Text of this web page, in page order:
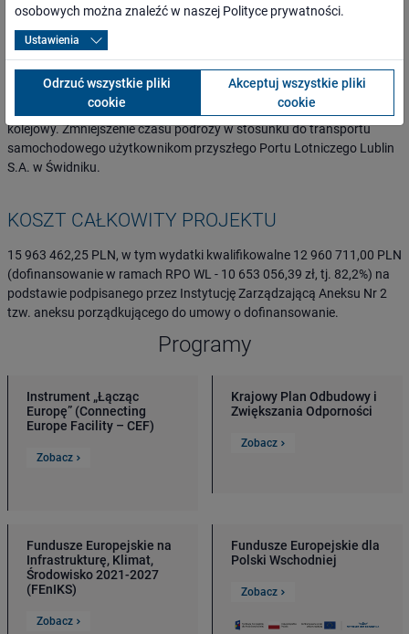
Stworzenie możliwości szybkiego i sprawnego przemieszczania się,
umożliwiając dojazd młodych ludzi do pracy w aglomeracji lubelskiej
oraz dojazd do szkół i uczelni. Poza tym jednym z celów jest
zmniejszenie negatywnych skutków oddziaływania na środowisko
oraz wpływ na odciążenie sieci drogi i przejęcie części podróżnych
korzystających z transportu samochodowego przez transport
kolejowy. Zmniejszenie czasu podróży w stosunku do transportu
samochodowego użytkownikom przyszłego Portu Lotniczego Lublin
S.A. w Świdniku.
KOSZT CAŁKOWITY PROJEKTU
15 963 462,25 PLN, w tym wydatki kwalifikowalne 12 960 711,00 PLN
(dofinansowanie w ramach RPO WL - 10 653 056,39 zł, tj. 82,2%) na
podstawie podpisanego przez Instytucję Zarządzającą Aneksu Nr 2
tzw. aneksu porządkującego do umowy o dofinansowanie.
Programy
Instrument „Łącząc
Europę” (Connecting
Europe Facility – CEF)
Zobacz
Krajowy Plan Odbudowy i
Zwiększania Odporności
Zobacz
Fundusze Europejskie na
Infrastrukturę, Klimat,
Środowisko 2021-2027
(FEnIKS)
Zobacz
Fundusze Europejskie dla
Polski Wschodniej
Zobacz
osobowych można znaleźć w naszej Polityce prywatności.
Ustawienia
Odrzuć wszystkie pliki
cookie
Akceptuj wszystkie pliki
cookie